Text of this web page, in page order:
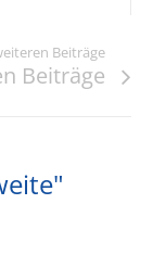
Beiträge
Beiträge